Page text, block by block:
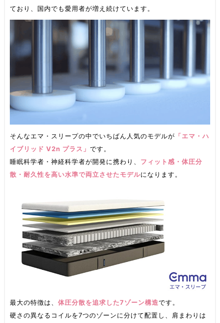
ており、国内でも愛用者が増え続けています。
そんなエマ・スリープの中でいちばん人気のモデルが 「エマ・ハ
イブリッド V2n プラス」 です。
睡眠科学者・神経科学者が開発に携わり、 フィット感・体圧分
散・耐久性を高い水準で両立させたモデルになります。
最大の特徴は、 体圧分散を追求した7ゾーン構造です。
硬さの異なるコイルを7つのゾーンに分けて配置し、肩まわりは